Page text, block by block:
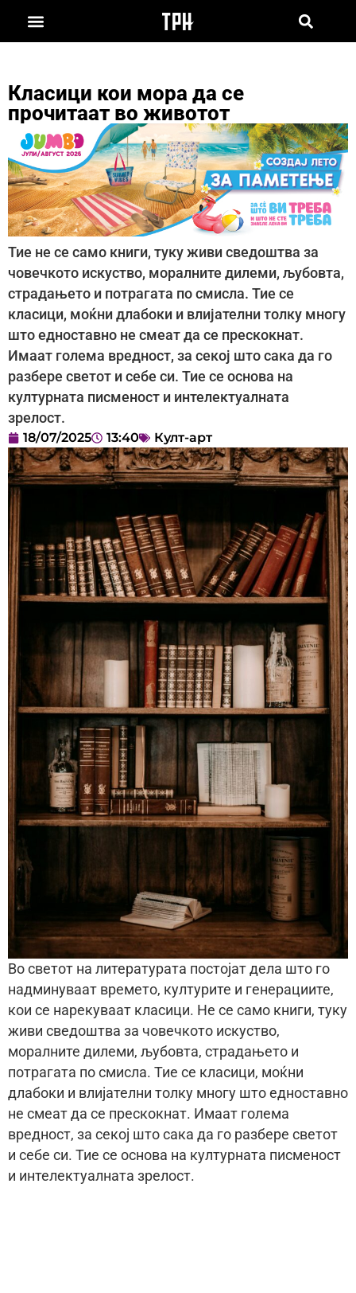
Класици кои мора да се
прочитаат во животот
Тие не се само книги, туку живи сведоштва за
човечкото искуство, моралните дилеми, љубовта,
страдањето и потрагата по смисла. Тие се
класици, моќни длабоки и влијателни толку многу
што едноставно не смеат да се прескокнат.
Имаат голема вредност, за секој што сака да го
разбере светот и себе си. Тие се основа на
културната писменост и интелектуалната
зрелост.
18/07/2025 13:40 Култ-арт
Во светот на литературата постојат дела што го
надминуваат времето, културите и генерациите,
кои се нарекуваат класици. Не се само книги, туку
живи сведоштва за човечкото искуство,
моралните дилеми, љубовта, страдањето и
потрагата по смисла. Тие се класици, моќни
длабоки и влијателни толку многу што едноставно
не смеат да се прескокнат. Имаат голема
вредност, за секој што сака да го разбере светот
и себе си. Тие се основа на културната писменост
и интелектуалната зрелост.